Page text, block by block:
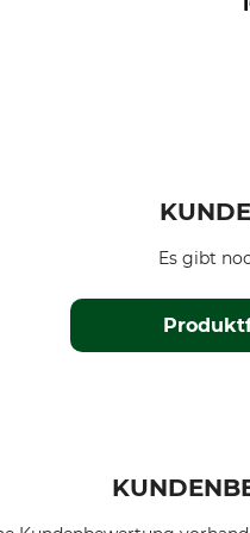
Es gibt